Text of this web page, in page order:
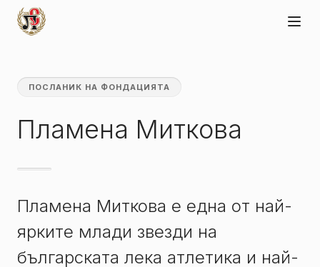
ПОСЛАНИК НА ФОНДАЦИЯТА
Пламена Миткова
Пламена Миткова е една от най-
ярките млади звезди на
българската лека атлетика и най-